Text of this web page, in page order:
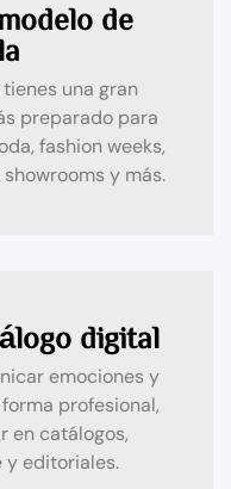
de
una gran
preparado para
fashion weeks,
y más.
digital
emociones y
profesional,
en catálogos,
y editoriales.